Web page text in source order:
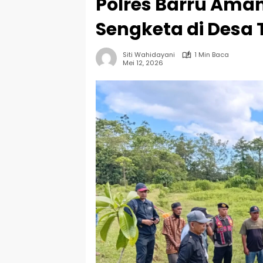
Sengketa di Desa
Siti Wahidayani
1 Min Baca
Mei 12, 2026